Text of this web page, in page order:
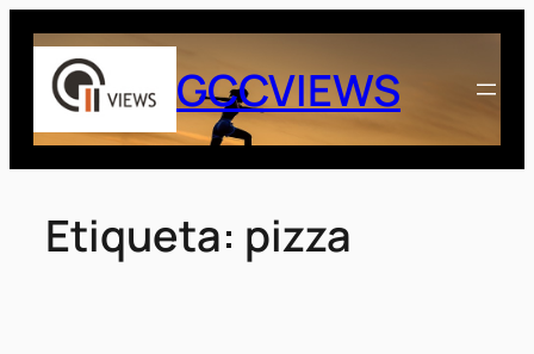
Saltar
contenido
GCCVIEWS
Etiqueta: pizza